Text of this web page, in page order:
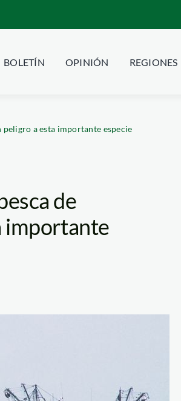
BOLETÍN OPINIÓN REGIONES
peligro a esta importante especie
de
importante